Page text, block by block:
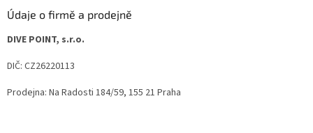
Údaje o firmě a prodejně
DIVE POINT, s.r.o.
DIČ: CZ26220113
Prodejna: Na Radosti 184/59, 155 21 Praha